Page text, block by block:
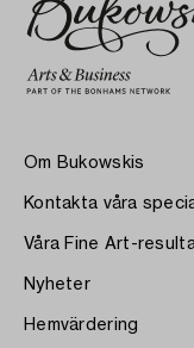
Om Bukowskis
Kontakta våra
Våra Fine Art-
Nyheter
Hemvärdering